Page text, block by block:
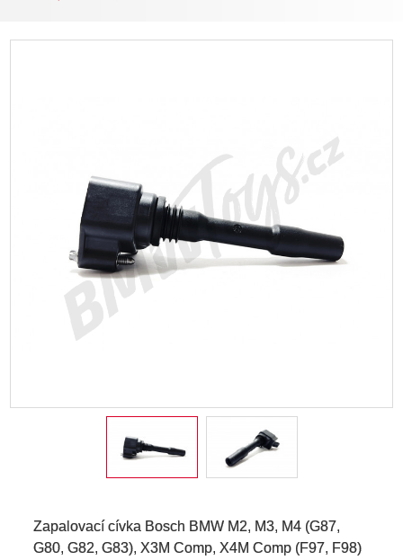
Zapalovací cívka Bosch BMW M2, M3, M4 (G87,
G80, G82, G83), X3M Comp, X4M Comp (F97, F98)